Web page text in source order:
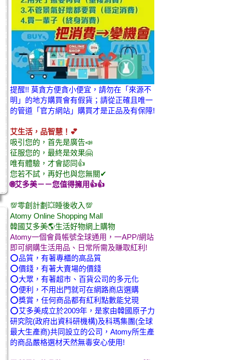
提醒!! 莫貪方便貪小便宜，請勿在「來源不
明」的地方購買會有假貨；請從正確且唯一
的管道「官方網站」購買才是正品及有保障!
艾生活，品智慧！💕
吸引您的，首先是廣告📣
征服您的，最終是效果🤗
唯有體驗，才會認同👍
您若不試，再好也與您無關✔
🌐艾多美－－您值得擁用👍👍
💯零創計劃💥睡後收入💯
Atomy Online Shopping Mall
韓國艾多美🌎生活好物網上購物
Atomy一個會員帳號全球通用，一APP/網站
即可網購生活用品、日常所需及賺取紅利!
⭕品質，有著專櫃的高品質
⭕價錢，有著大賣場的價錢
⭕大眾，有著超市、百貨公司的多元化
⭕便利，不用出門就可在網路商店選購
⭕獎賞，任何商品都有紅利點數能兌現
⭕艾多美成立於2009年，是家由韓國原子力
研究院(政府出資科研機構)及科瑪集團(全球
最大生產商)共同設立的公司，Atomy所生產
的商品嚴格選材天然無毒安心使用!